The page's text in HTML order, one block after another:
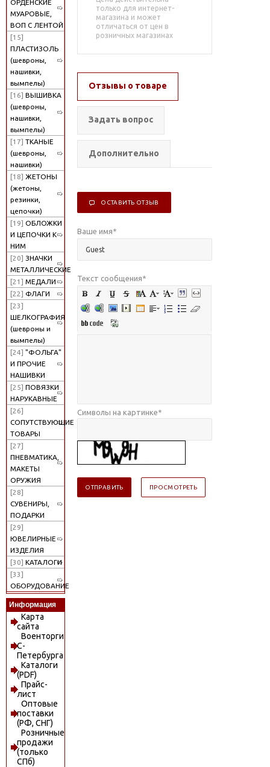
ОРДЕНСКИЕ
МУАРОВЫЕ,
ВОП С ЛЕНТОЙ
[15]
ПЛАСТИЗОЛЬ
(шевроны,
нашивки,
вымпелы)
[16] ВЫШИВКА
(шевроны,
нашивки,
вымпелы)
[17] ТКАНЫЕ
(шевроны,
нашивки)
[18] ЖЕТОНЫ
(жетоны,
резинки,
цепочки)
[19] ОБЛОЖКИ
И ЦЕПОЧКИ К
НИМ
[20] ЗНАЧКИ
МЕТАЛЛИЧЕСКИЕ
[21] МЕДАЛИ
[22] ФЛАГИ
[23]
ШЕЛКОГРАФИЯ
(шевроны и
вымпелы)
[24] "ФОЛЬГА"
И ПРОЧИЕ
НАШИВКИ
[25] ПОВЯЗКИ
НАРУКАВНЫЕ
[26]
СОПУТСТВУЮЩИЕ
ТОВАРЫ
[27]
ПНЕВМАТИКА,
МАКЕТЫ
ОРУЖИЯ
[28]
СУВЕНИРЫ,
ПОДАРКИ
[29]
ЮВЕЛИРНЫЕ
ИЗДЕЛИЯ
[30] КАТАЛОГИ
[33]
ОБОРУДОВАНИЕ
Информация
Карта
сайта
Военторги
С-
Петербурга
Каталоги
(PDF)
Прайс-
лист
Оптовые
поставки
(РФ, СНГ)
Розничные
продажи
(только
СПб)
только для интернет-
магазина и может
отличаться от цен в
розничных магазинах
Отзывы о товаре
Задать вопрос
Дополнительно
ОСТАВИТЬ ОТЗЫВ
Ваше имя*
Текст сообщения*
Символы на картинке*